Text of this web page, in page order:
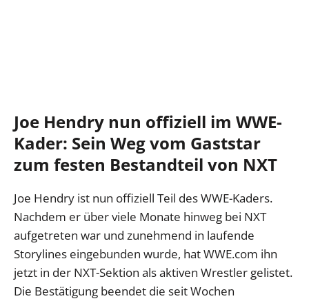
Joe Hendry nun offiziell im WWE-
Kader: Sein Weg vom Gaststar
zum festen Bestandteil von NXT
Joe Hendry ist nun offiziell Teil des WWE-Kaders.
Nachdem er über viele Monate hinweg bei NXT
aufgetreten war und zunehmend in laufende
Storylines eingebunden wurde, hat WWE.com ihn
jetzt in der NXT-Sektion als aktiven Wrestler gelistet.
Die Bestätigung beendet die seit Wochen